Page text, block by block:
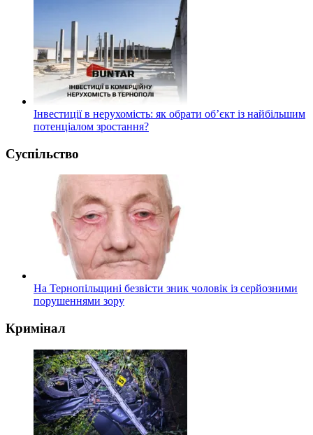
Інвестиції в нерухомість: як обрати об’єкт із найбільшим
потенціалом зростання?
Суспільство
На Тернопільщині безвісти зник чоловік із серйозними
порушеннями зору
Кримінал